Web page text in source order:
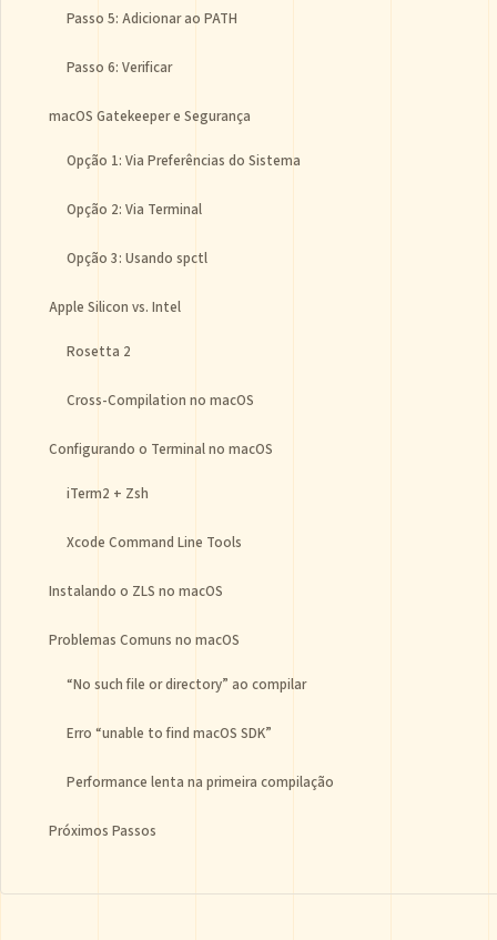
Passo 5: Adicionar ao PATH
Passo 6: Verificar
macOS Gatekeeper e Segurança
Opção 1: Via Preferências do Sistema
Opção 2: Via Terminal
Opção 3: Usando spctl
Apple Silicon vs. Intel
Rosetta 2
Cross-Compilation no macOS
Configurando o Terminal no macOS
iTerm2 + Zsh
Xcode Command Line Tools
Instalando o ZLS no macOS
Problemas Comuns no macOS
“No such file or directory” ao compilar
Erro “unable to find macOS SDK”
Performance lenta na primeira compilação
Próximos Passos